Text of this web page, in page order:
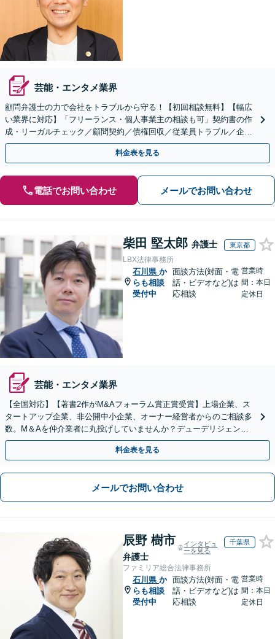
芸能・エンタメ業界
顧問弁護士の力で会社をトラブルから守る！【初回相談無料】【幅広
い業界に対応】「フリーランス・個人事業主の相談も可」契約書の作
成・リーガルチェック／顧問契約／債権回収／従業員トラブル／企業
間トラブル【電話・メール相談対応】【休日夜間相談可】
料金表を見る
電話でお問い合わせ メールでお問い合わせ
柴田 堅太郎 弁護士 東京都
LBX法律事務所
石川県 か
らも相談
受付中
面談方法(対面・電
話・ビデオなど)は
応相談
営業時
間：本日
定休日
芸能・エンタメ業界
【全国対応】【著書2作がM&Aフォーラム賞正賞受賞】上場企業、ス
タートアップ企業、非公開中小企業、オーナー経営者からのご相談多
数。M＆Aを仲介業者に丸投げしていませんか？デューデリジェンス
や契約書作成・交渉はお任せください【初回無料】
料金表を見る
メールでお問い合わせ
辰野 樹市
弁護士
インタビュ
ーを見る
千葉県
ファミリア総合法律事務所
石川県 か
らも相談
受付中
面談方法(対面・電
話・ビデオなど)は
応相談
営業時
間：本日
定休日